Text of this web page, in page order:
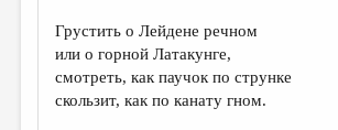
Грустить о Лейдене речном
или о горной Латакунге,
смотреть, как паучок по струнке
скользит, как по канату гном.